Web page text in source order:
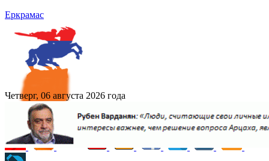
Еркрамас
Четверг, 06 августа 2026 года